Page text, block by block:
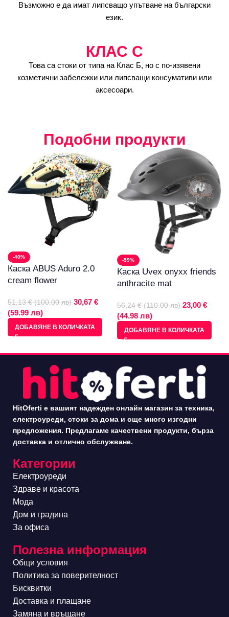
Възможно е да имат липсващо упътване на български
език.
КЛАС C
Това са стоки от типа на Клас Б, но с по-изявени
козметични забележки или липсващи консумативи или
аксесоари.
Подобни продукти
-40%
Каска ABUS Aduro 2.0
cream flower
51,13 € (100.00 лв) 30,67 €
(59.99 лв)
ДОБАВЯНЕ В КОЛИЧКАТА
-59%
Каска Uvex onyxx friends
anthracite mat
56,24 € (110.00 лв) 23,00 €
(44.98 лв)
ДОБАВЯНЕ В КОЛИЧКАТА
HitOferti е вашият надежден онлайн магазин за техника,
електроуреди, стоки за дома и още много изгодни
предложения. Предлагаме качествени продукти, бърза
доставка и отлично обслужване.
Категории
Електроуреди
Здраве и красота
Мода
Дом и градина
За офиса
Полезна информация
Общи условия
Политика за поверителност
Бисквитки
Доставка и плащане
Замяна и връщане